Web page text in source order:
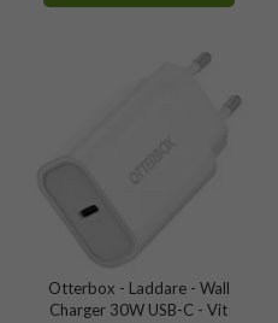
Otterbox - Laddare - Wall
Charger 30W USB-C - Vit